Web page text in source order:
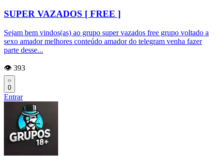
SUPER VAZADOS [ FREE ]
Sejam bem vindos(as) ao grupo super vazados free grupo voltado a
sexo amador melhores conteúdo amador do telegram venha fazer
parte desse...
👁️ 393
0
Entrar